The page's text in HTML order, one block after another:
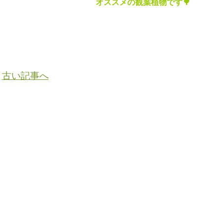
オススメの観葉植物です🌳
古い記事へ